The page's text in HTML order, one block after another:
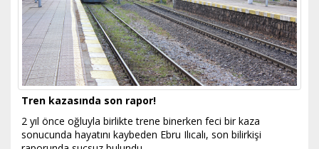
Tren kazasında son rapor!
2 yıl önce oğluyla birlikte trene binerken feci bir kaza
sonucunda hayatını kaybeden Ebru Ilıcalı, son bilirkişi